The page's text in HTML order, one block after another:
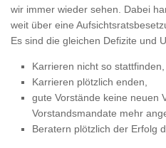
wir immer wieder sehen. Dabei
weit über eine
Es sind die gleichen Defizite und
Karrieren nicht so stattfinden,
Karrieren plötzlich enden,
gute Vorstände keine neuen
Vorstandsmandate mehr
Beratern plötzlich der Erfolg